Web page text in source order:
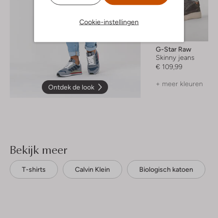
Cookie-instellingen
Ontdek de look
G-Star Raw
Skinny jeans
€ 109,99
+ meer kleuren
Bekijk meer
T-shirts Calvin Klein Biologisch katoen